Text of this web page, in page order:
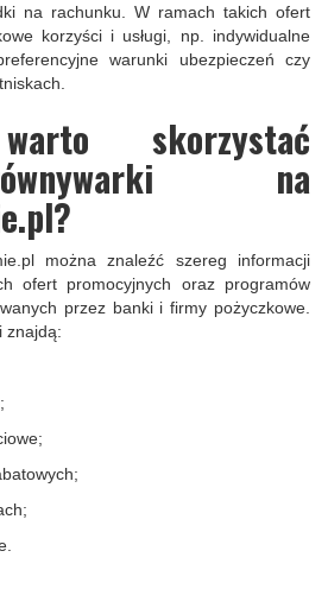
na rachunku. W ramach takich ofert
korzyści i usługi, np. indywidualne
warunki ubezpieczeń czy
skorzystać
na
można znaleźć szereg informacji
ofert promocyjnych oraz programów
przez banki i firmy pożyczkowe.
znajdą: